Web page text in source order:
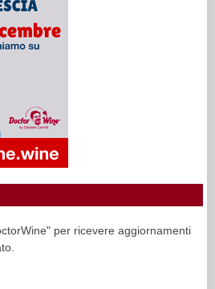
per ricevere aggiornamenti